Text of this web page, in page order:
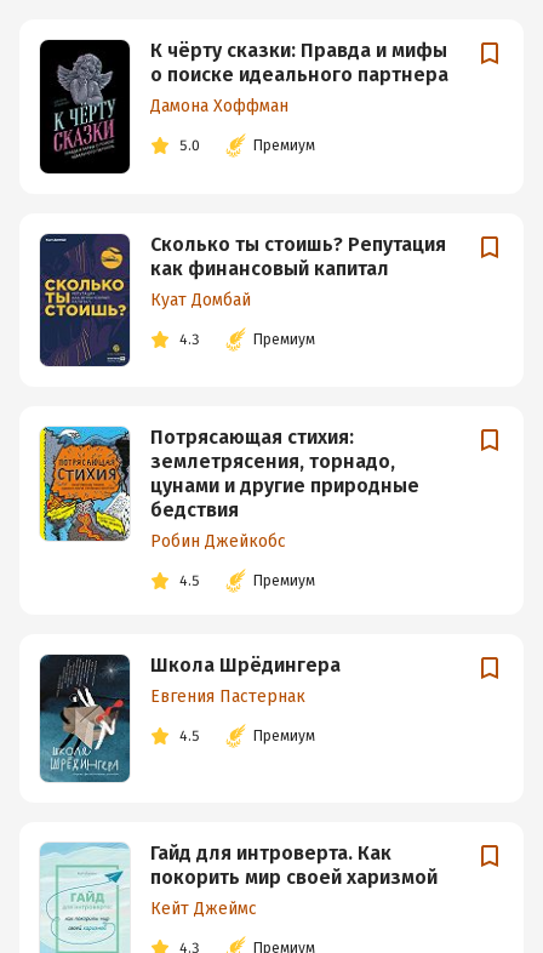
К чёрту сказки: Правда и мифы
о поиске идеального партнера
Дамона Хоффман
5.0 Премиум
Сколько ты стоишь? Репутация
как финансовый капитал
Куат Домбай
4.3 Премиум
Потрясающая стихия:
землетрясения, торнадо,
цунами и другие природные
бедствия
Робин Джейкобс
4.5 Премиум
Школа Шрёдингера
Евгения Пастернак
4.5 Премиум
Гайд для интроверта. Как
покорить мир своей харизмой
Кейт Джеймс
4.3 Премиум